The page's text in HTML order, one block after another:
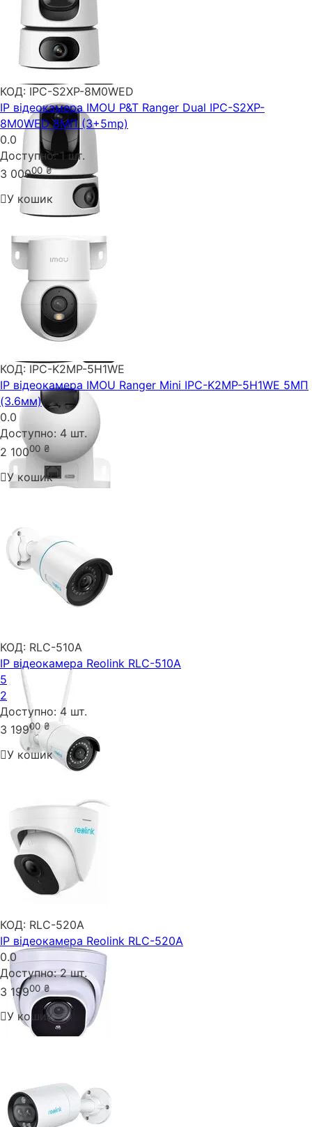
КОД: IPC-S2XP-8M0WED
IP відеокамера IMOU P&T Ranger Dual IPC-S2XP-
8M0WED 8МП (3+5mp)
0.0
Доступно: 1 шт.
3 00000 ₴
У кошик
КОД: IPC-K2MP-5H1WE
IP відеокамера IMOU Ranger Mini IPC-K2MP-5H1WE 5МП
(3.6мм)
0.0
Доступно: 4 шт.
2 10000 ₴
У кошик
КОД: RLC-510A
IP відеокамера Reolink RLC-510A
5
2
Доступно: 4 шт.
3 19900 ₴
У кошик
КОД: RLC-520A
IP відеокамера Reolink RLC-520A
0.0
Доступно: 2 шт.
3 19900 ₴
У кошик